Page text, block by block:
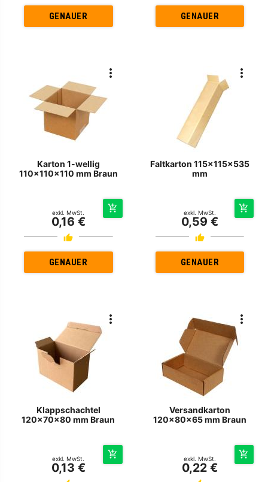
GENAUER GENAUER
Karton 1-wellig
110x110x110 mm Braun
exkl. MwSt.
0,16 €
GENAUER
Faltkarton 115x115x535
mm
exkl. MwSt.
0,59 €
GENAUER
Klappschachtel
120x70x80 mm Braun
exkl. MwSt.
0,13 €
Versandkarton
120x80x65 mm Braun
exkl. MwSt.
0,22 €